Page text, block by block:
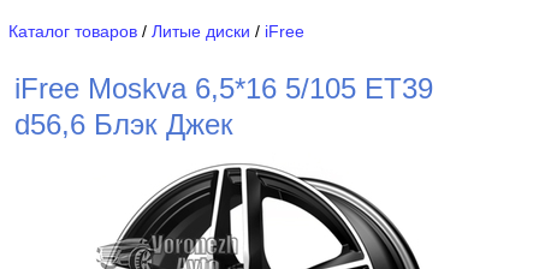
Каталог товаров / Литые диски / iFree
iFree Moskva 6,5*16 5/105 ET39
d56,6 Блэк Джек